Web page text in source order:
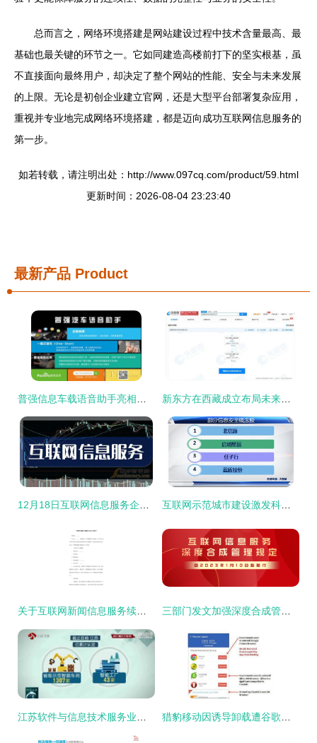
总而言之，网络环境搭建是网站建设过程中技术含量最高、最
基础也最关键的环节之一。它如同建造高楼前打下的坚实根基，虽
不直接面向最终用户，却决定了整个网站的性能、安全与未来发展
的上限。无论是初创企业建立官网，还是大型平台部署复杂应用，
重视并专业地完成网络环境搭建，都是迈向成功互联网信息服务的
第一步。
如若转载，请注明出处：http://www.097cq.com/product/59.html
更新时间：2026-08-04 23:23:40
最新产品 Product